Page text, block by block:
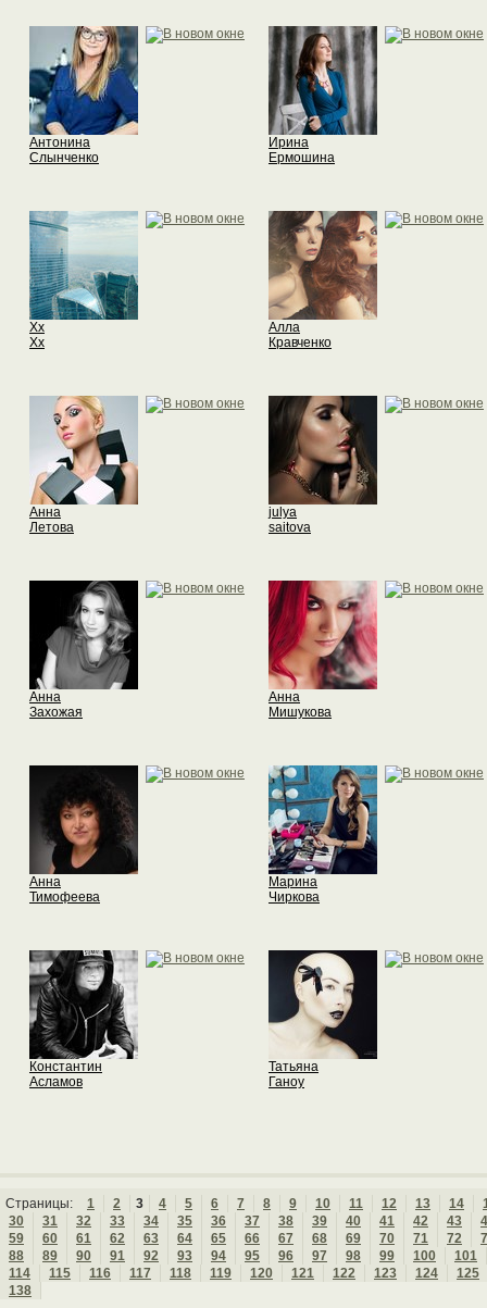
Антонина
Слынченко
Ирина
Ермошина
Xx
Xx
Алла
Кравченко
Анна
Летова
julya
saitova
Анна
Захожая
Анна
Мишукова
Анна
Тимофеева
Марина
Чиркова
Константин
Асламов
Татьяна
Ганоу
Страницы: 1 2 3 4 5 6 7 8 9 10 11 12 13 14
30
31 32 33 34 35 36 37 38 39 40 41 42 43
59
60 61 62 63 64 65 66 67 68 69 70 71 72
88
89 90 91 92 93 94 95 96 97 98 99 100
101
114
115 116 117 118 119 120 121 122 123 124
125
138